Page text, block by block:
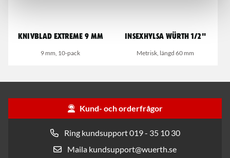
Knivblad Extreme 9 mm
9 mm, 10-pack
Insexhylsa Würth 1/2"
Metrisk, längd 60 mm
Kund- och orderfrågor
Ring kundsupport 019 - 35 10 30
Maila kundsupport@wuerth.se